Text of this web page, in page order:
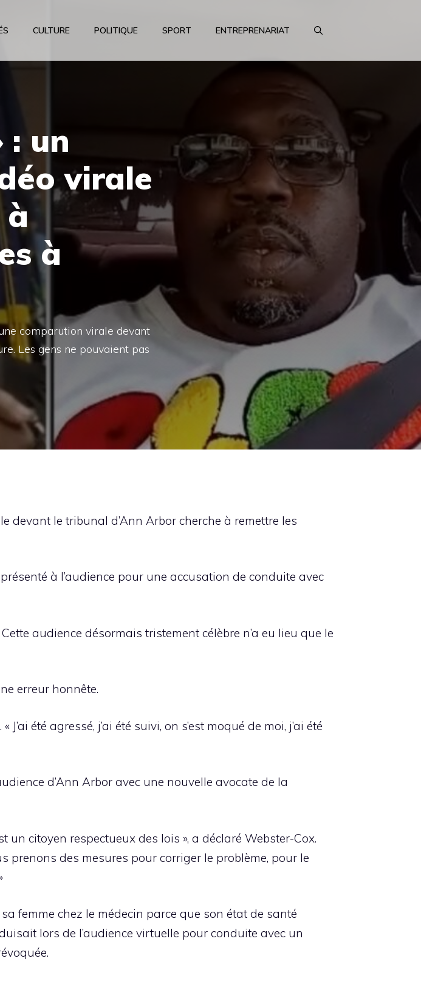
CULTURE POLITIQUE SPORT ENTREPRENARIAT
: un
virale
à
à
comparution virale devant
Les gens ne pouvaient pas
devant le tribunal d’Ann Arbor cherche à remettre les
à l’audience pour une accusation de conduite avec
audience désormais tristement célèbre n’a eu lieu que le
erreur honnête.
été agressé, j’ai été suivi, on s’est moqué de moi, j’ai été
d’Ann Arbor avec une nouvelle avocate de la
un citoyen respectueux des lois », a déclaré Webster-Cox.
prenons des mesures pour corriger le problème, pour le
femme chez le médecin parce que son état de santé
lors de l’audience virtuelle pour conduite avec un